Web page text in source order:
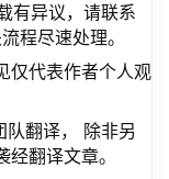
有异议，请联系
程尽速处理。
仅代表作者个人观
翻译， 除非另
翻译文章。